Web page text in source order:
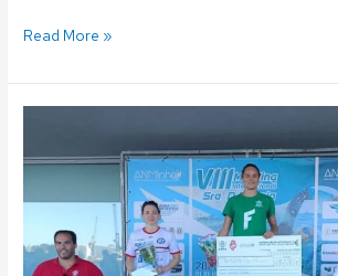
Read More »
Margaux
ouro»
na